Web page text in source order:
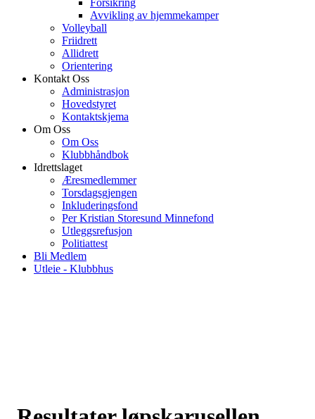
Forsikring
Avvikling av hjemmekamper
Volleyball
Friidrett
Allidrett
Orientering
Kontakt Oss
Administrasjon
Hovedstyret
Kontaktskjema
Om Oss
Om Oss
Klubbhåndbok
Idrettslaget
Æresmedlemmer
Torsdagsgjengen
Inkluderingsfond
Per Kristian Storesund Minnefond
Utleggsrefusjon
Politiattest
Bli Medlem
Utleie - Klubbhus